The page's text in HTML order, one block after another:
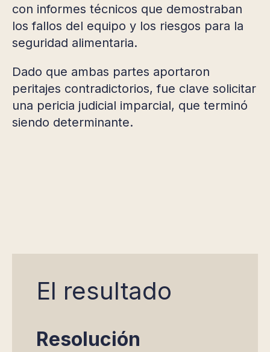
con informes técnicos que demostraban
los fallos del equipo y los riesgos para la
seguridad alimentaria.
Dado que ambas partes aportaron
peritajes contradictorios, fue clave solicitar
una pericia judicial imparcial, que terminó
siendo determinante.
El resultado
Resolución